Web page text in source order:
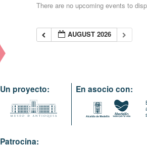
There are no upcoming events to
AUGUST 2026
Un proyecto: En asocio con:
Patrocina: